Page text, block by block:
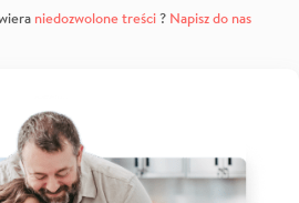
niedozwolone treści? Napisz do nas